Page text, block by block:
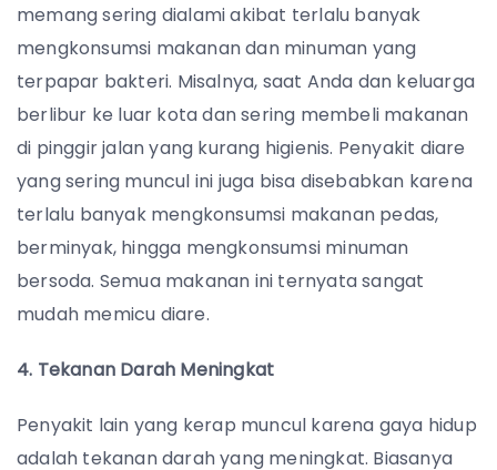
memang sering dialami akibat terlalu banyak
mengkonsumsi makanan dan minuman yang
terpapar bakteri. Misalnya, saat Anda dan keluarga
berlibur ke luar kota dan sering membeli makanan
di pinggir jalan yang kurang higienis. Penyakit diare
yang sering muncul ini juga bisa disebabkan karena
terlalu banyak mengkonsumsi makanan pedas,
berminyak, hingga mengkonsumsi minuman
bersoda. Semua makanan ini ternyata sangat
mudah memicu diare.
4. Tekanan Darah Meningkat
Penyakit lain yang kerap muncul karena gaya hidup
adalah tekanan darah yang meningkat. Biasanya